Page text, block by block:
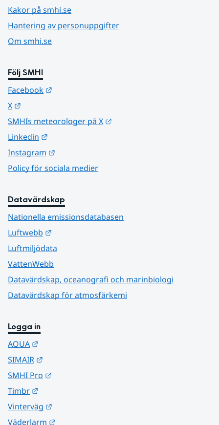
Kakor på smhi.se
Hantering av personuppgifter
Om smhi.se
Följ SMHI
Facebook
X
SMHIs meteorologer på X
Linkedin
Instagram
Policy för sociala medier
Datavärdskap
Nationella emissionsdatabasen
Luftwebb
Luftmiljödata
VattenWebb
Datavärdskap, oceanografi och marinbiologi
Datavärdskap för atmosfärkemi
Logga in
AQUA
SIMAIR
SMHI Pro
Timbr
Vinterväg
Väderlarm